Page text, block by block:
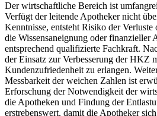
Der wirtschaftliche Bereich ist
Verfügt der leitende Apotheker nicht
Kenntnisse, entsteht Risiko der
die Wissensaneignung oder finanzieller
entsprechend qualifizierte Fachkraft.
der Einsatz zur Verbesserung der HKZ
Kundenzufriedenheit zu erlangen.
Messbarkeit der weichen Zahlen ist
Erforschung der Notwendigkeit der
die Apotheken und Findung der
erstrebenswert, damit die Apotheker